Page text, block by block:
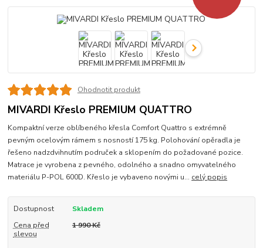
Ohodnotit produkt
MIVARDI Křeslo PREMIUM QUATTRO
Kompaktní verze oblíbeného křesla Comfort Quattro s extrémně
pevným ocelovým rámem s nosností 175 kg. Polohování opěradla je
řešeno nadzdvihnutím područek a sklopením do požadované pozice.
Matrace je vyrobena z pevného, odolného a snadno omyvatelného
materiálu P-POL 600D. Křeslo je vybaveno novými u... celý popis
Dostupnost
Skladem
Cena před
slevou
1 990 Kč